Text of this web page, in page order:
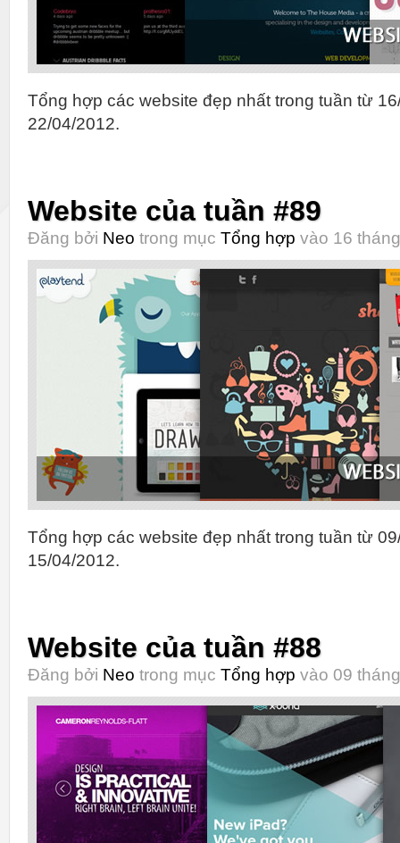
Tổng hợp các website đẹp nhất trong tuần từ
22/04/2012.
Website của tuần #89
Đăng bởi Neo trong mục Tổng hợp vào 16
Tổng hợp các website đẹp nhất trong tuần từ
15/04/2012.
Website của tuần #88
Đăng bởi Neo trong mục Tổng hợp vào 09